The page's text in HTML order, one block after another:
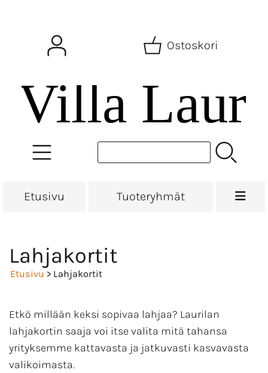
Ostoskori
Etusivu Tuoteryhmät
Lahjakortit
Etusivu > Lahjakortit
Etkö millään keksi sopivaa lahjaa? Laurilan
lahjakortin saaja voi itse valita mitä tahansa
yrityksemme kattavasta ja jatkuvasti kasvavasta
valikoimasta.